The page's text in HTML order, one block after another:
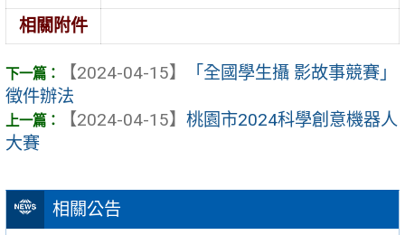
相關公告
相關附件
【2024-04-15】
「全國學生攝 影故事競賽」
徵件辦法
【2024-04-15】 桃園市2024科學創意機器人
大賽